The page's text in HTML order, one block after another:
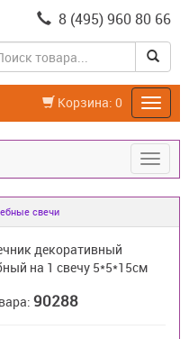
8 (495) 960 80 66
Корзина: 0
свечи
декоративный
на 1 свечу 5*5*15см
90288